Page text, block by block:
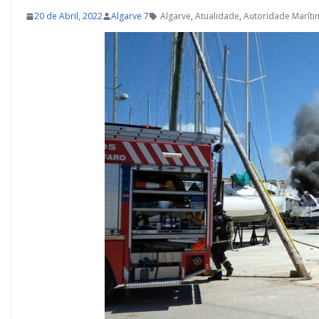
20 de Abril, 2022 Algarve 7 Algarve, Atualidade, Autoridade